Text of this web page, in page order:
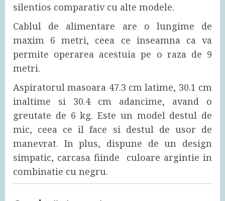
silentios comparativ cu alte modele.
Cablul de alimentare are o lungime de
maxim 6 metri, ceea ce inseamna ca va
permite operarea acestuia pe o raza de 9
metri.
Aspiratorul masoara 47.3 cm latime, 30.1 cm
inaltime si 30.4 cm adancime, avand o
greutate de 6 kg. Este un model destul de
mic, ceea ce il face si destul de usor de
manevrat. In plus, dispune de un design
simpatic, carcasa fiinde culoare argintie in
combinatie cu negru.